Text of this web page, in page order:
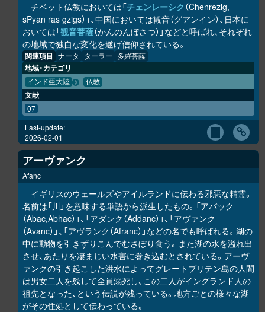
チベット仏教においては「チェンレーシク （Chenrezig,
sPyan ras gzigs）」、中国においては観音（グアンイン）、日本に
おいては「観音菩薩（かんのんぼさつ）」などと呼ばれ、それぞれ
の地域で独自な変化を遂げ信仰されている。
関連項目 ナータ ターラー 多羅菩薩
地域・カテゴリ
インド亜大陸 仏教
文献
07
Last-update:
2026-02-01
アーヴァンク
Afanc
イギリスのウェールズやアイルランドに伝わる邪悪な精霊。
名前は「川」を意味する単語から派生したもの。「アバック
（Abac,Abhac）」、「アダンク（Addanc）」、「アヴァンク
（Avanc）」、「アヴランク（Afranc）」などの名でも呼ばれる。湖の
中に動物を引きずりこんでむさぼり食う。また湖の水を溢れ出
させ、あたりを凄まじい水害に巻き込むとされている。アーヴ
ァンクの引き起こした洪水によってグレートブリテン島の人間
は男女二人を残して全員溺死し、この二人がイングランド人の
祖先となった、という伝説が残っている。地方ごとの様々な湖
がその住処として伝わっている。